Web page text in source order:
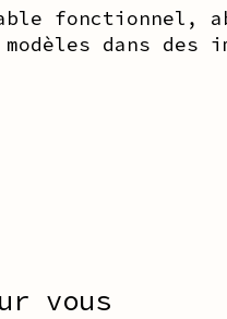
fonctionnel,
dans des
vous